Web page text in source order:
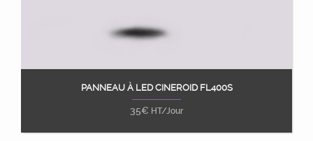
Ajouter au panier
PANNEAU À LED CINEROID FL400S
35€ HT/Jour